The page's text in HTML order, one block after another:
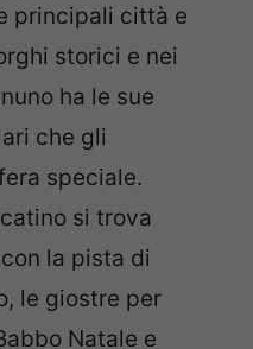
principali città e
storici e nei
ha le sue
che gli
speciale.
si trova
la pista di
le giostre per
Natale e